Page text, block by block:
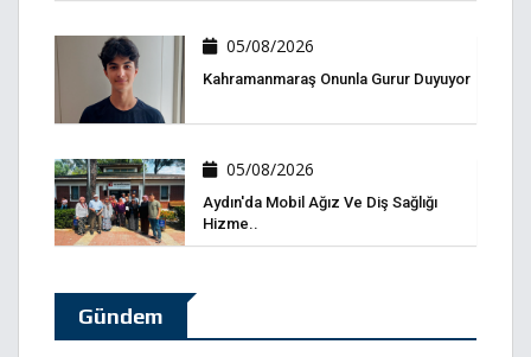
05/08/2026
Kahramanmaraş Onunla Gurur Duyuyor
05/08/2026
Aydın'da Mobil Ağız Ve Diş Sağlığı
Hizme..
Gündem